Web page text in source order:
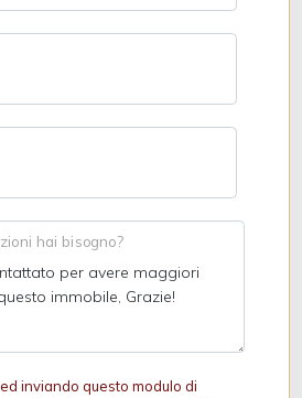
hai bisogno?
inviando questo modulo di